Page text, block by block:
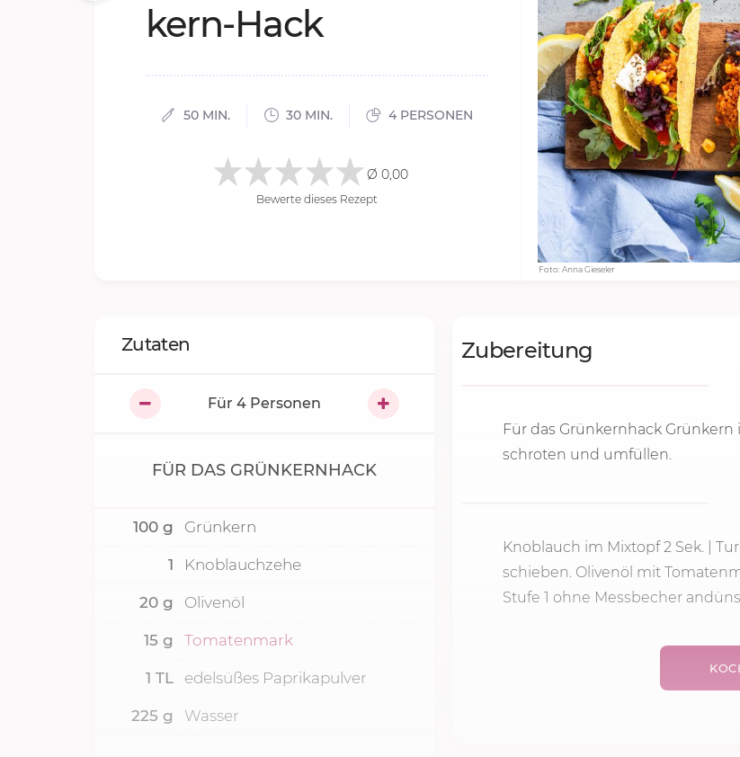
Foto: Anna Gieseler
kern-Hack
50 MIN. 30 MIN. 4 PERSONEN
Ø 0,00
Bewerte dieses Rezept
Zubereitung
Für das Grünkernhack
schroten und umfüllen.
Knoblauch im Mixtopf2 Sek.
|
schieben. Olivenöl mit
Stufe 1 ohne Messbecher
Zutaten
Für 4 Personen
FÜR DAS GRÜNKERNHACK
100 g Grünkern
1 Knoblauchzehe
20 g Olivenöl
15 g Tomatenmark
1 TL edelsüßes Paprikapulver
225 g Wasser